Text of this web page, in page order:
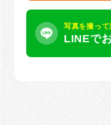
写真を撮って
LINEで